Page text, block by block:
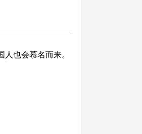
也会慕名而来。